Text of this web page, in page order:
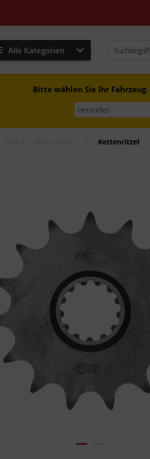
Alle Kategorien
Bitte wählen Sie Ihr Fahrzeug.
Kettenritzel